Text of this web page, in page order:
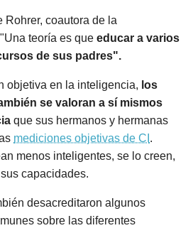
coautora de la
teoría es que educar a varios
de sus padres".
objetiva en la inteligencia, los
se valoran a sí mismos
que sus hermanos y hermanas
mediciones objetivas de CI .
menos inteligentes, se lo creen,
capacidades.
desacreditaron algunos
sobre las diferentes